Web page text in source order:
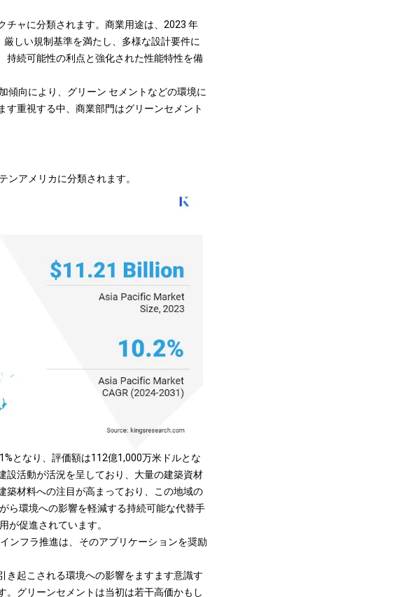
チャに分類されます。商業用途は、2023 年
しい規制基準を満たし、多様な設計要件に
持続可能性の利点と強化された性能特性を備
傾向により、グリーン セメントなどの環境に
重視する中、商業部門はグリーンセメント
アメリカに分類されます。
となり、評価額は112億1,000万米ドルとな
設活動が活況を呈しており、大量の建築資材
築材料への注目が高まっており、この地域の
ら環境への影響を軽減する持続可能な代替手
が促進されています。
ンフラ推進は、そのアプリケーションを奨励
き起こされる環境への影響をますます意識す
グリーンセメントは当初は若干高価かもし